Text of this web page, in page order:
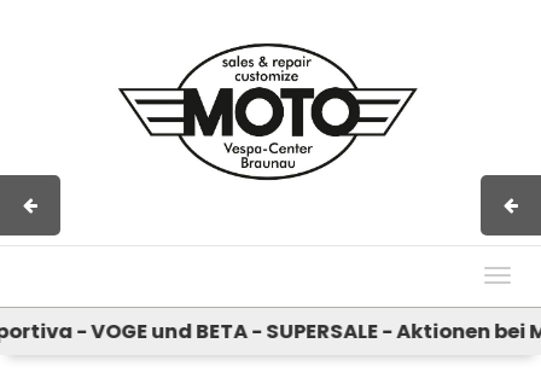
- VOGE und BETA - SUPERSALE - Aktionen bei